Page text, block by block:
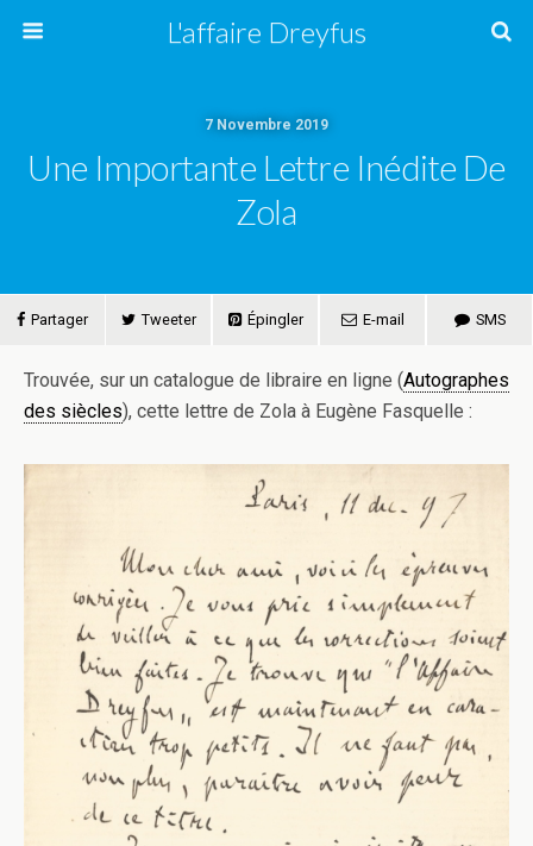
L'affaire Dreyfus
7 Novembre 2019
Une Importante Lettre Inédite De
Zola
Partager Tweeter Épingler E-mail SMS
Trouvée, sur un catalogue de libraire en ligne (Autographes
des siècles), cette lettre de Zola à Eugène Fasquelle :